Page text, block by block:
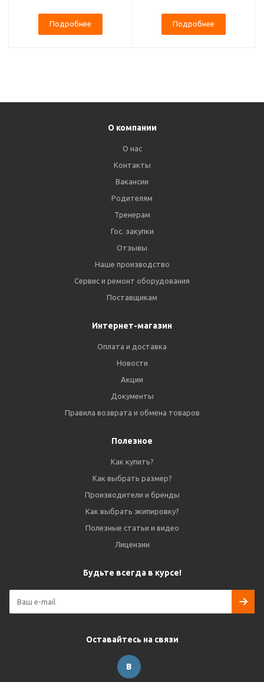
Подробнее Подробнее
О компании
О нас
Контакты
Вакансии
Родителям
Тренерам
Гос. закупки
Отзывы
Наше производство
Сервис и ремонт оборудования
Поставщикам
Интернет-магазин
Оплата и доставка
Новости
Акции
Документы
Правила возврата и обмена товаров
Полезное
Как купить?
Как выбрать размер?
Производители и бренды
Как выбрать экипировку?
Полезные статьи и видео
Лицензии
Будьте всегда в курсе!
Оставайтесь на связи